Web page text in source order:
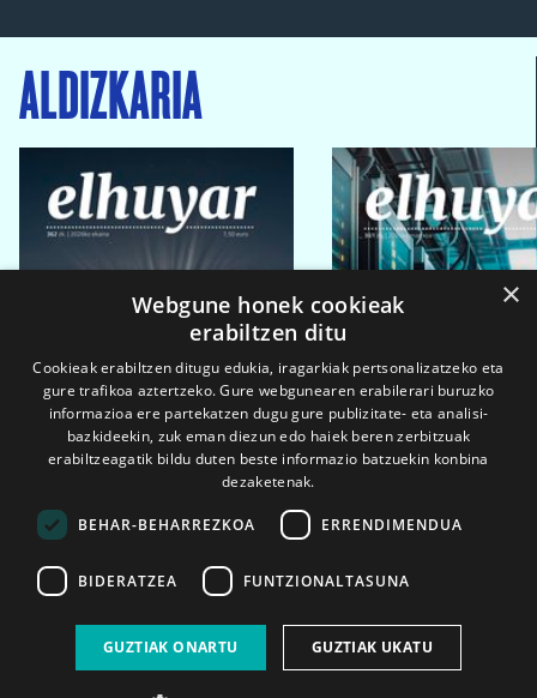
ALDIZKARIA
2026ko eka. 1a 2026ko mar. 1a
×
Webgune honek cookieak
erabiltzen ditu
Cookieak erabiltzen ditugu edukia, iragarkiak pertsonalizatzeko eta
gure trafikoa aztertzeko. Gure webgunearen erabilerari buruzko
informazioa ere partekatzen dugu gure publizitate- eta analisi-
bazkideekin, zuk eman diezun edo haiek beren zerbitzuak
erabiltzeagatik bildu duten beste informazio batzuekin konbina
dezaketenak.
BEHAR-BEHARREZKOA ERRENDIMENDUA
BIDERATZEA FUNTZIONALTASUNA
GUZTIAK ONARTU GUZTIAK UKATU